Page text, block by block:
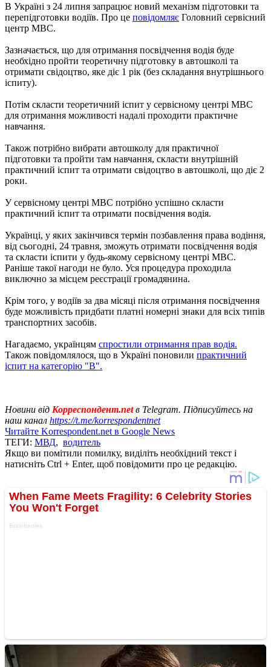
В Україні з 24 липня запрацює новий механізм підготовки та
перепідготовки водіїв. Про це повідомляє Головний сервісний
центр МВС.
Зазначається, що для отримання посвідчення водія буде
необхідно пройти теоретичну підготовку в автошколі та
отримати свідоцтво, яке діє 1 рік (без складання внутрішнього
іспиту).
Потім скласти теоретичний іспит у сервісному центрі МВС
для отримання можливості надалі проходити практичне
навчання.
Також потрібно вибрати автошколу для практичної
підготовки та пройти там навчання, скласти внутрішній
практичний іспит та отримати свідоцтво в автошколі, що діє 2
роки.
У сервісному центрі МВС потрібно успішно скласти
практичний іспит та отримати посвідчення водія.
Українці, у яких закінчився термін позбавлення права водіння,
від сьогодні, 24 травня, зможуть отримати посвідчення водія
та скласти іспити у будь-якому сервісному центрі МВС.
Раніше такої нагоди не було. Уся процедура проходила
виключно за місцем реєстрації громадянина.
Крім того, у водіїв за два місяці після отримання посвідчення
буде можливість придбати платні номерні знаки для всіх типів
транспортних засобів.
Нагадаємо, українцям спростили отримання прав водія.
Також повідомлялося, що в Україні поновили практичний
іспит на категорію "В".
Новини від Корреспондент.netв Telegram. Підписуйтесь на
наш канал https://t.me/korrespondentnet
Читайте Korrespondent.net в Google News
ТЕГИ: МВД, водитель
Якщо ви помітили помилку, виділіть необхідний текст і
натисніть Ctrl + Enter, щоб повідомити про це редакцію.